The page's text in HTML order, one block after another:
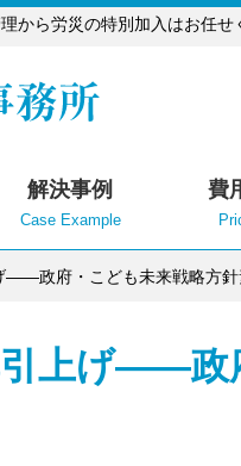
から労災の特別加入はお任せ
解決事例
Case Example
費
――政府・こども未来戦略方針
引上げ――政